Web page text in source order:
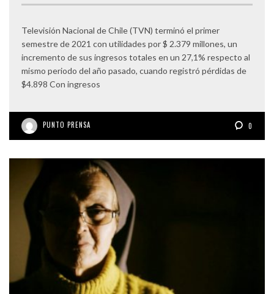
Televisión Nacional de Chile (TVN) terminó el primer
semestre de 2021 con utilidades por $ 2.379 millones, un
incremento de sus ingresos totales en un 27,1% respecto al
mismo periodo del año pasado, cuando registró pérdidas de
$4.898 Con ingresos
PUNTO PRENSA 0